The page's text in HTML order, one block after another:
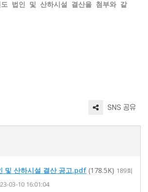
법인 및 산하시설 결산을 첨부와 같
SNS 공유
및 산하시설 결산 공고.pdf (178.5K) 189회
03-10 16:01:04